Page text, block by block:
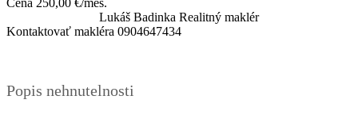
Cena 250,00 €/mes.
Lukáš Badinka Realitný maklér
Kontaktovať makléra 0904647434
Popis nehnutelnosti